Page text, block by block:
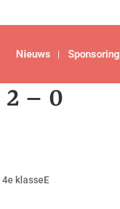
Nieuws Sponsoring
– 0
klasseE